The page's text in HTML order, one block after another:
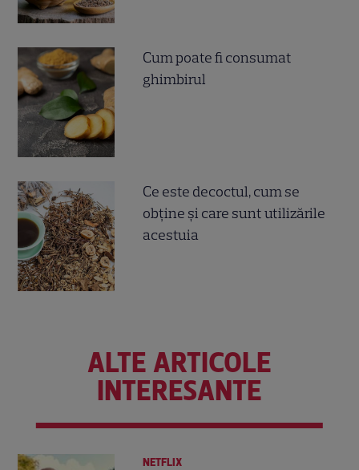
Cum poate fi consumat
ghimbirul
Ce este decoctul, cum se
obţine şi care sunt utilizările
acestuia
ALTE ARTICOLE
INTERESANTE
NETFLIX